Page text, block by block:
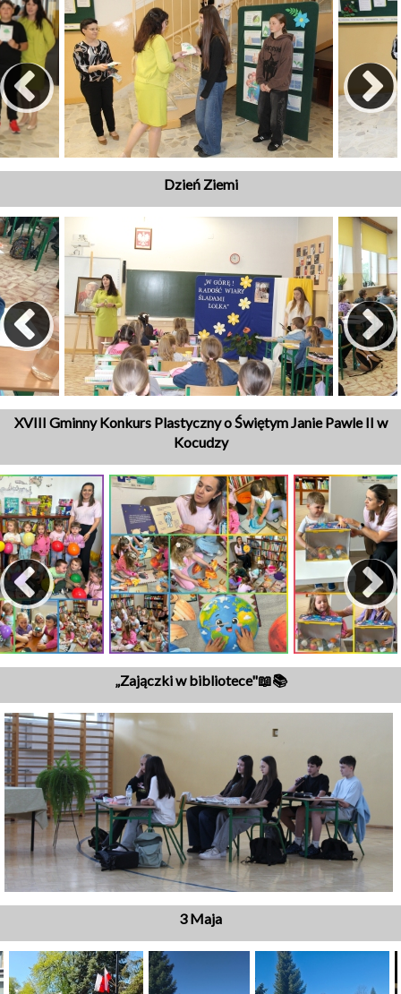
Dzień Ziemi
XVIII Gminny Konkurs Plastyczny o Świętym Janie Pawle II w
Kocudzy
„Zajączki w bibliotece"📖📚
3 Maja